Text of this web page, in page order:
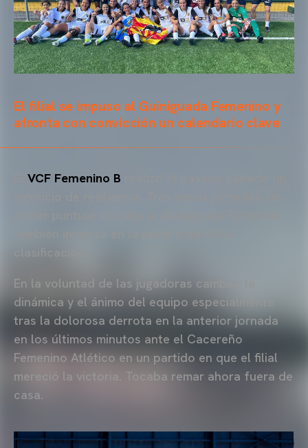
El filial se impuso al Guiniguada Femenino y
afronta con convicción un calendario clave
VCF Femenino B
En la voluntad de las jugadoras cambiar la
dinámica y el ánimo del equipo especialmente
tras la dolorosa derrota en la anterior jornada
en los últimos minutos ante el Cacereño
Femenino Atlético en un partido en que el filial
mereció la victoria. Tocaba remar ahora fuera de
casa.